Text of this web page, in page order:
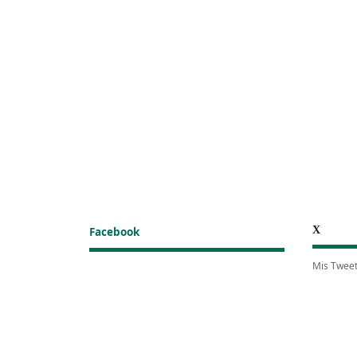
Facebook X
Mis